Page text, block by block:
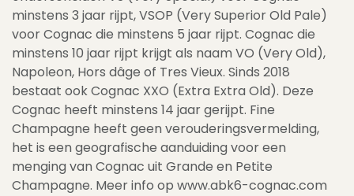
minstens 3 jaar rijpt, VSOP (Very Superior Old Pale)
voor Cognac die minstens 5 jaar rijpt. Cognac die
minstens 10 jaar rijpt krijgt als naam VO (Very Old),
Napoleon, Hors dâge of Tres Vieux. Sinds 2018
bestaat ook Cognac XXO (Extra Extra Old). Deze
Cognac heeft minstens 14 jaar gerijpt. Fine
Champagne heeft geen verouderingsvermelding,
het is een geografische aanduiding voor een
menging van Cognac uit Grande en Petite
Champagne. Meer info op www.abk6-cognac.com